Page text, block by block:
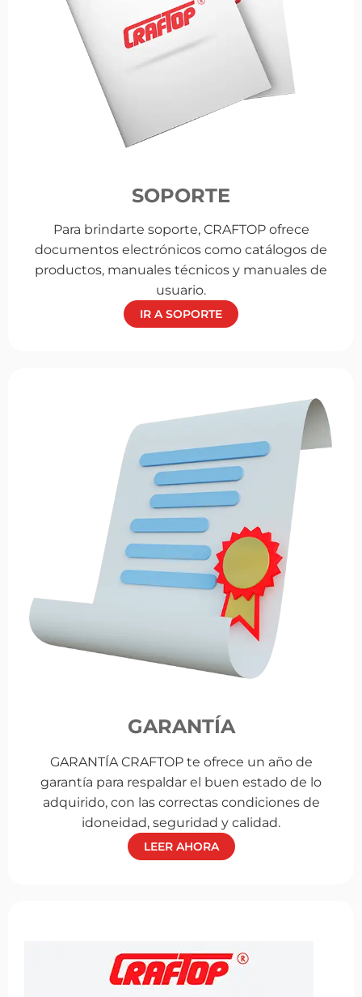
SOPORTE
Para brindarte soporte, CRAFTOP ofrece
documentos electrónicos como catálogos de
productos, manuales técnicos y manuales de
usuario.
IR A SOPORTE
GARANTÍA
GARANTÍA CRAFTOP te ofrece un año de
garantía para respaldar el buen estado de lo
adquirido, con las correctas condiciones de
idoneidad, seguridad y calidad.
LEER AHORA